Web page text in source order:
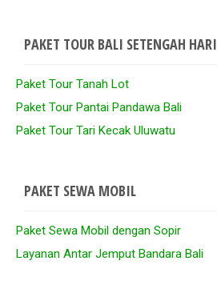
PAKET TOUR BALI SETENGAH HARI
Paket Tour Tanah Lot
Paket Tour Pantai Pandawa Bali
Paket Tour Tari Kecak Uluwatu
PAKET SEWA MOBIL
Paket Sewa Mobil dengan Sopir
Layanan Antar Jemput Bandara Bali